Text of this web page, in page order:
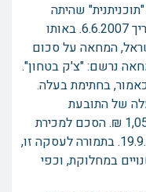
שהיתה
בבעלותו, וחתם על הסכם בעניין בתאריך 6.6.2007. באותו
המחאה על סכום
נרשם: "צ'ק בטחון".
בחתימת בעלה.
של התובעת
ב"תוכניתנית", תמורת סכום של 1,050,000 ₪. הסכם למכירת
המניות נחתם בח' תשרי תשס"ח 19.9.2007. בתמורה לעסקה זו,
במחלוקת, וכפי